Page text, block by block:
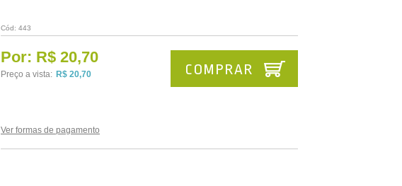
Cód: 443
Por: R$ 20,70
Preço a vista: R$ 20,70
Ver formas de pagamento
COMPRAR